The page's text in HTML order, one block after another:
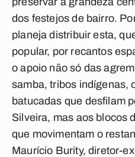
dos festejos de bairro.
planeja distribuir esta,
popular, por recantos
o apoio não só das
samba, tribos indígenas,
batucadas que desfilam
Silveira, mas aos blocos
que movimentam o
Maurício Burity, diretor-